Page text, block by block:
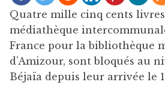
Quatre mille cinq cents
médiathèque
France pour la bibliothèque
d’Amizour, sont bloqués au
Béjaïa depuis leur arrivée le